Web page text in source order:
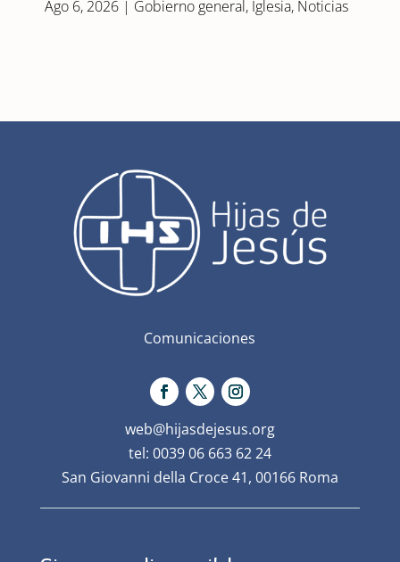
Ago 6, 2026| Gobierno general, Iglesia, Noticias
Comunicaciones
web@hijasdejesus.org
tel: 0039 06 663 62 24
San Giovanni della Croce 41, 00166 Roma